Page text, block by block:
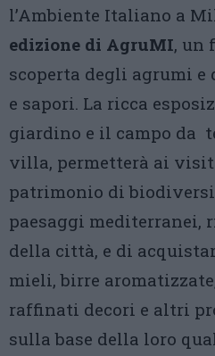
l’Ambiente Italiano a
edizione di AgruMI, un
scoperta degli agrumi e
e sapori. La ricca
giardino e il campo da
villa, permetterà ai
patrimonio di
paesaggi mediterranei,
della città, e di
mieli, birre
raffinati decori e altri
sulla base della loro